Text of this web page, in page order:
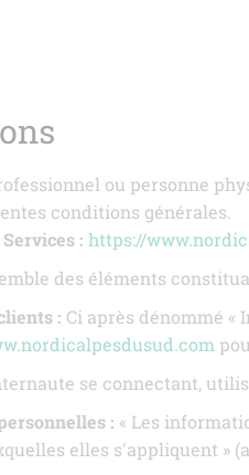
ou personne
conditions générales.
: https://
des éléments
: Ci après dénommé «
se connectant,
: « Les
elles s'appliquent »